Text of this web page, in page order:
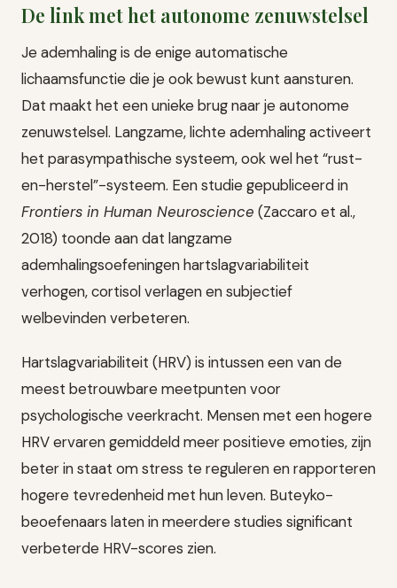
De link met het autonome zenuwstelsel
Je ademhaling is de enige automatische
lichaamsfunctie die je ook bewust kunt aansturen.
Dat maakt het een unieke brug naar je autonome
zenuwstelsel. Langzame, lichte ademhaling activeert
het parasympathische systeem, ook wel het “rust-
en-herstel”-systeem. Een studie gepubliceerd in
Frontiers in Human Neuroscience (Zaccaro et al.,
2018) toonde aan dat langzame
ademhalingsoefeningen hartslagvariabiliteit
verhogen, cortisol verlagen en subjectief
welbevinden verbeteren.
Hartslagvariabiliteit (HRV) is intussen een van de
meest betrouwbare meetpunten voor
psychologische veerkracht. Mensen met een hogere
HRV ervaren gemiddeld meer positieve emoties, zijn
beter in staat om stress te reguleren en rapporteren
hogere tevredenheid met hun leven. Buteyko-
beoefenaars laten in meerdere studies significant
verbeterde HRV-scores zien.